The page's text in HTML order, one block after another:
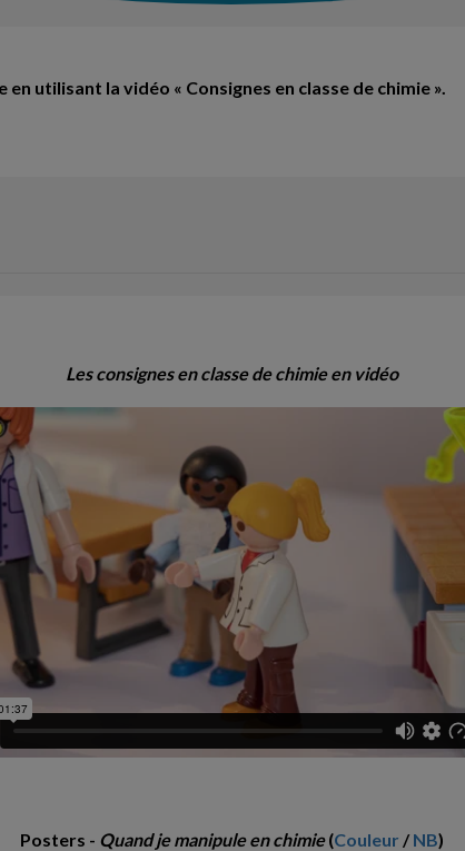
utilisant la vidéo « Consignes en classe de chimie ».
Les consignes en classe de chimie en vidéo
Posters - Quand je manipule en chimie(Couleur / NB)